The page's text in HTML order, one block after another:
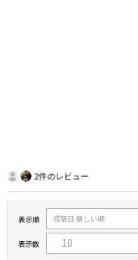
2件のレビュー
表示順
表示数